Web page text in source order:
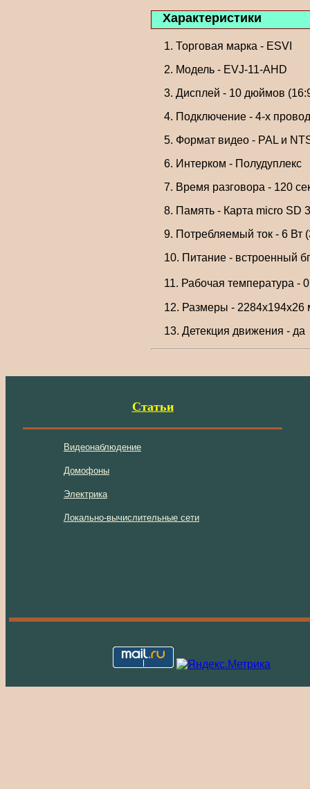
Характеристики
1. Торговая марка - ESVI
2. Модель - EVJ-11-AHD
3. Дисплей - 10 дюймов
4. Подключение - 4-х
5. Формат видео - PAL и
6. Интерком - Полудуплекс
7. Время разговора - 120
8. Память - Карта micro SD
9. Потребляемый ток - 6 Вт
10. Питание - встроенный
11. Рабочая температура
12. Размеры - 2284х194х26
13. Детекция движения - да
Статьи
Видеонаблюдение
Домофоны
Электрика
Локально-вычислительные сети